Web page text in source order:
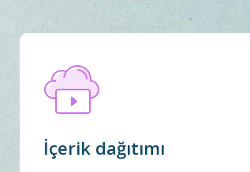
İçerik dağıtımı